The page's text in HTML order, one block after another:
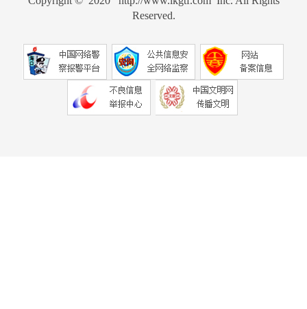
Reserved.